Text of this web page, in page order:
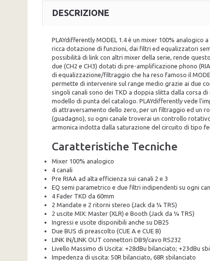
DESCRIZIONE
PLAYdifferently MODEL 1.4 è un mixer 100%
ricca dotazione di funzioni, dai filtri ed equalizzatori
possibilità di link con altri mixer della serie, rende
due (CH2 e CH3) dotati di pre-amplificazione phono
di equalizzazione/filtraggio che ha reso famoso il
permette di intervenire sul range medio grazie ai due
singoli canali sono dei TKD a doppia slitta dalla corsa
modello di punta del catalogo. PLAYdifferently vede
di attraversamento dello zero, per un filtraggio ed un
(guadagno), su ogni canale troverai un controllo
armonica indotta dalla saturazione del circuito di tipo
Caratteristiche Tecniche
Mixer 100% analogico
4 canali
Pre RIAA ad alta efficienza sui canali 2 e 3
EQ semi parametrico e due filtri indipendenti su ogni
4 Fader TKD da 60mm
2 Mandate e 2 ritorni stereo (Jack da ¼ TRS)
2 uscite MIX: Master (XLR) e Booth (Jack da ¼ TRS)
Ingressi e uscite disponibili anche su DB25
Due BUS di preascolto (CUE A e CUE B)
LINK IN/LINK OUT connettori DB9/cavo RS232
Livello Massimo di Uscita: +28dBu bilanciato; +23dBu
Impedenza di uscita: 50R bilanciato, 68R sbilanciato